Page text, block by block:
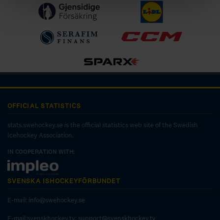
OFFICIAL STATISTICS
stats.swehockey.se is the official statistics web site of the Swedish
Icehockey Association.
IN COOPERATION WITH:
SVENSKA ISHOCKEYFÖRBUNDET
E-mail: info@swehockey.se
E-mail:svenskhockey.tv: support@svenskhockey.tv